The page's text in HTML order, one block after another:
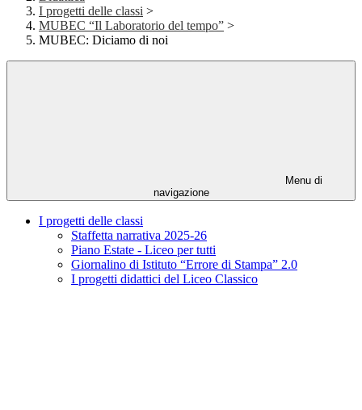
I progetti delle classi >
MUBEC “Il Laboratorio del tempo” >
MUBEC: Diciamo di noi
Menu di
navigazione
I progetti delle classi
Staffetta narrativa 2025-26
Piano Estate - Liceo per tutti
Giornalino di Istituto “Errore di Stampa” 2.0
I progetti didattici del Liceo Classico